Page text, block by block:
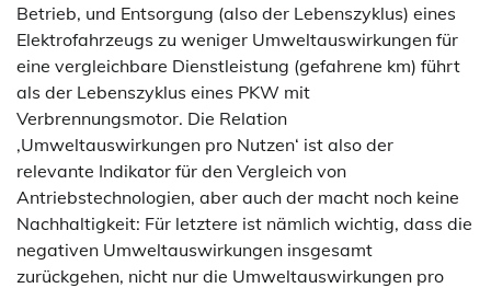
Betrieb, und Entsorgung (also der Lebenszyklus) eines
Elektrofahrzeugs zu weniger Umweltauswirkungen für
eine vergleichbare Dienstleistung (gefahrene km) führt
als der Lebenszyklus eines PKW mit
Verbrennungsmotor. Die Relation
‚Umweltauswirkungen pro Nutzen‘ ist also der
relevante Indikator für den Vergleich von
Antriebstechnologien, aber auch der macht noch keine
Nachhaltigkeit: Für letztere ist nämlich wichtig, dass die
negativen Umweltauswirkungen insgesamt
zurückgehen, nicht nur die Umweltauswirkungen pro